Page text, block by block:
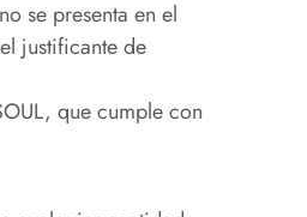
se presenta en el
justificante de
que cumple con